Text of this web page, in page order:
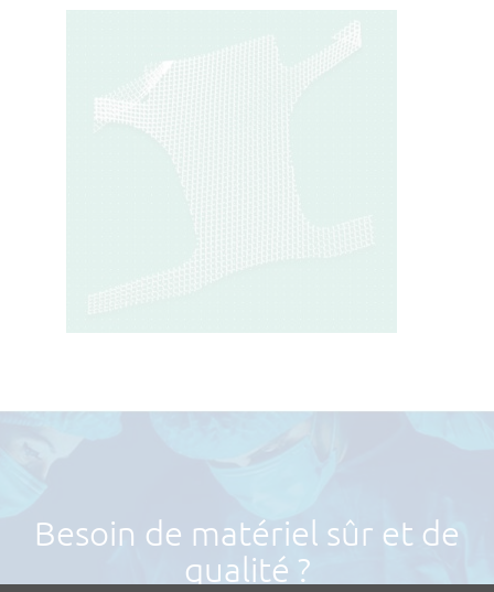
Besoin de matériel sûr et de
qualité ?